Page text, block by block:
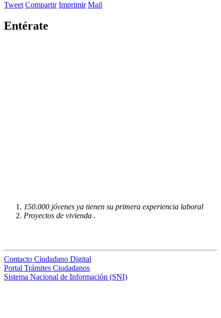
Tweet Compartir Imprimir Mail
Entérate
150.000 jóvenes ya tienen su primera experiencia laboral
Proyectos de vivienda .
Contacto Ciudadano Digital
Portal Trámites Ciudadanos
Sistema Nacional de Información (SNI)